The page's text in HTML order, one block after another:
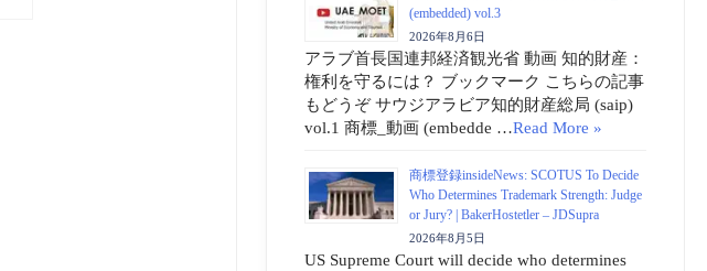
(embedded) vol.3
2026年8月6日
アラブ首長国連邦経済観光省 動画 知的財産：
権利を守るには？ ブックマーク こちらの記事
もどうぞ サウジアラビア知的財産総局 (saip)
vol.1 商標_動画 (embedde …Read More »
商標登録insideNews: SCOTUS To Decide
Who Determines Trademark Strength: Judge
or Jury? | BakerHostetler – JDSupra
2026年8月5日
US Supreme Court will decide who determines